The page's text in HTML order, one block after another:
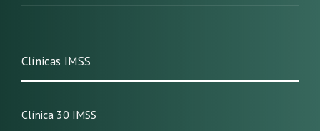
Clínicas IMSS
Clínica 30 IMSS